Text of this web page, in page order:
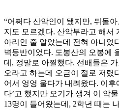
“어쩌다 산악인이 됐지만, 뒤돌
지도 모르겠다. 산악부라고 해서
아리인 줄 알았는데 전혀 아니었
벽등반이었다. 도봉산의 오봉에
데, 정말로 아찔했다. 선배들은
오라고 하는데 오금이 절로 저렸
어서 엉엉 울다가 내려왔다. 이후
다’고 했지만 오기가 생겨 이 악
13명이 들어왔는데, 2학년 때는